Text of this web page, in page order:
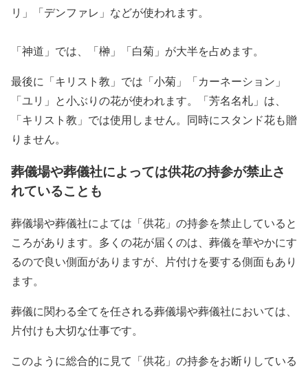
リ」「デンファレ」などが使われます。
「神道」では、「榊」「白菊」が大半を占めます。
最後に「キリスト教」では「小菊」「カーネーション」
「ユリ」と小ぶりの花が使われます。「芳名名札」は、
「キリスト教」では使用しません。同時にスタンド花も贈
りません。
葬儀場や葬儀社によっては供花の持参が禁止さ
れていることも
葬儀場や葬儀社によては「供花」の持参を禁止していると
ころがあります。多くの花が届くのは、葬儀を華やかにす
るので良い側面がありますが、片付けを要する側面もあり
ます。
葬儀に関わる全てを任される葬儀場や葬儀社においては、
片付けも大切な仕事です。
このように総合的に見て「供花」の持参をお断りしている